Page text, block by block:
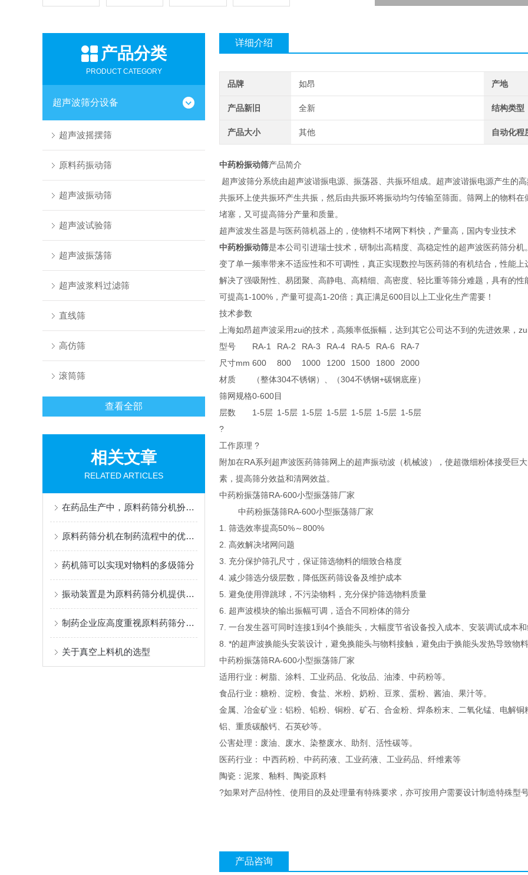
产品分类
PRODUCT CATEGORY
超声波筛分设备
超声波摇摆筛
原料药振动筛
超声波振动筛
超声波试验筛
超声波振荡筛
超声波浆料过滤筛
直线筛
高仿筛
滚筒筛
查看全部
相关文章
RELATED ARTICLES
在药品生产中，原料药筛分机扮演着质量控制节点的角色
原料药筛分机在制药流程中的优点，体现在多个层面
药机筛可以实现对物料的多级筛分
振动装置是为原料药筛分机提供动力的核心部件
制药企业应高度重视原料药筛分机的选购和使用
关于真空上料机的选型
详细介绍
品牌 如昂 产地
产品新旧 全新 结构类型
产品大小 其他 自动化程
中药粉振动筛产品简介
超声波筛分系统由超声波谐振电源、振荡器、共振环组成。超声波谐振电源产生的
共振环上使共振环产生共振，然后由共振环将振动均匀传输至筛面。筛网上的物料
堵塞，又可提高筛分产量和质量。
超声波发生器是与医药筛机器上的，使物料不堵网下料快，产量高，国内专业技术
中药粉振动筛是本公司引进瑞士技术，研制出高精度、高稳定性的超声波医药筛分
变了单一频率带来不适应性和不可调性，真正实现数控与医药筛的有机结合，性能
解决了强吸附性、易团聚、高静电、高精细、高密度、轻比重等筛分难题，具有的
可提高1-100%，产量可提高1-20倍；真正满足600目以上工业化生产需要！
技术参数
上海如昂超声波采用zui的技术，高频率低振幅，达到其它公司达不到的先进效果，
型号
RA-1 RA-2 RA-3 RA-4 RA-5 RA-6
RA-7
尺寸mm 600 800 1000 1200 1500 1800
2000
材质
（整体304不锈钢）、（304不锈钢+碳钢底座）
筛网规格0-600目
层数
1-5层 1-5层 1-5层 1-5层 1-5层 1-5层 1-5层
?
工作原理 ?
附加在RA系列超声波医药筛筛网上的超声振动波（机械波），使超微细粉体接受巨
素，提高筛分效益和清网效益。
中药粉振荡筛RA-600小型振荡筛厂家
中药粉振荡筛RA-600小型振荡筛厂家
1. 筛选效率提高50%～800%
2. 高效解决堵网问题
3. 充分保护筛孔尺寸，保证筛选物料的细致合格度
4. 减少筛选分级层数，降低医药筛设备及维护成本
5. 避免使用弹跳球，不污染物料，充分保护筛选物料质量
6. 超声波模块的输出振幅可调，适合不同粉体的筛分
7. 一台发生器可同时连接1到4个换能头，大幅度节省设备投入成本、安装调试成本
8. *的超声波换能头安装设计，避免换能头与物料接触，避免由于换能头发热导致物
中药粉振荡筛RA-600小型振荡筛厂家
适用行业：树脂、涂料、工业药品、化妆品、油漆、中药粉等。
食品行业：糖粉、淀粉、食盐、米粉、奶粉、豆浆、蛋粉、酱油、果汁等。
金属、冶金矿业：铝粉、铅粉、铜粉、矿石、合金粉、焊条粉末、二氧化锰、电解
铝、重质碳酸钙、石英砂等。
公害处理：废油、废水、染整废水、助剂、活性碳等。
医药行业： 中西药粉、中药药液、工业药液、工业药品、纤维素等
陶瓷：泥浆、釉料、陶瓷原料
?如果对产品特性、使用目的及处理量有特殊要求，亦可按用户需要设计制造特殊型
产品咨询